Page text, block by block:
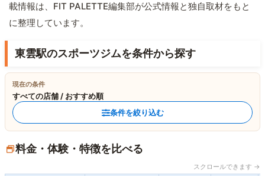
載情報は、FIT PALETTE編集部が公式情報と独自取材をもと
に整理しています。
東雲駅のスポーツジムを条件から探す
現在の条件
すべての店舗 / おすすめ順
条件を絞り込む
料金・体験・特徴を比べる
スクロールできます →